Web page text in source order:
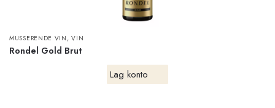
MUSSERENDE VIN ,VIN
Rondel Gold Brut
Lag konto